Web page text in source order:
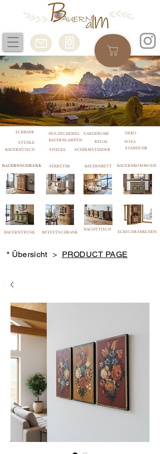
BAUERNTISCH SPIEGEL SCHIRMSTÄNDER
BAUERNSCHRANK SEKRETÄR
BAUERNTRUHE BUFFETSCHRANK
BAUERNBETT
NACHTTISCH
STANDUHR
BAUERNKOMMODE
ECKSCHRÄNKCHEN
* Übersicht > PRODUCT PAGE
BAUERNLAMPEN REGAL SOFA
ECKBANK
STÜHLE
HOLZSCHEMEL GARDEROBE DEKO